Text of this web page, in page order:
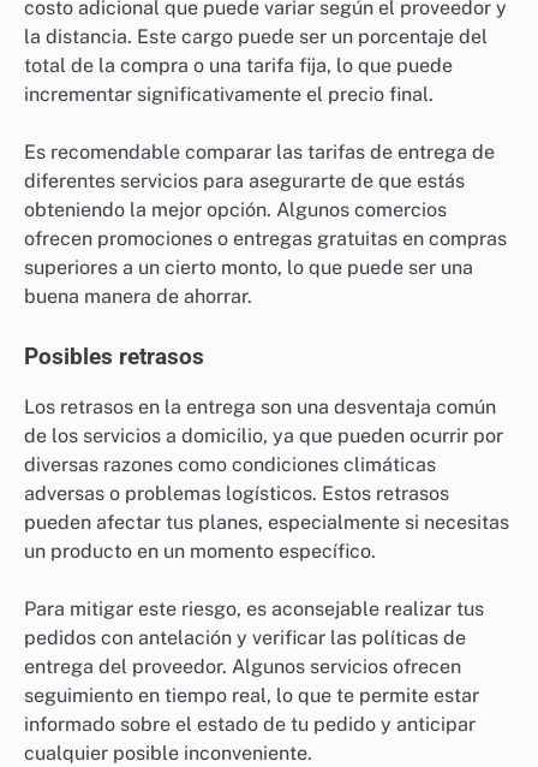
costo adicional que puede variar según el proveedor y
la distancia. Este cargo puede ser un porcentaje del
total de la compra o una tarifa fija, lo que puede
incrementar significativamente el precio final.
Es recomendable comparar las tarifas de entrega de
diferentes servicios para asegurarte de que estás
obteniendo la mejor opción. Algunos comercios
ofrecen promociones o entregas gratuitas en compras
superiores a un cierto monto, lo que puede ser una
buena manera de ahorrar.
Posibles retrasos
Los retrasos en la entrega son una desventaja común
de los servicios a domicilio, ya que pueden ocurrir por
diversas razones como condiciones climáticas
adversas o problemas logísticos. Estos retrasos
pueden afectar tus planes, especialmente si necesitas
un producto en un momento específico.
Para mitigar este riesgo, es aconsejable realizar tus
pedidos con antelación y verificar las políticas de
entrega del proveedor. Algunos servicios ofrecen
seguimiento en tiempo real, lo que te permite estar
informado sobre el estado de tu pedido y anticipar
cualquier posible inconveniente.